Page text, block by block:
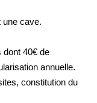
une cave.
dont 40€ de
annuelle.
constitution du